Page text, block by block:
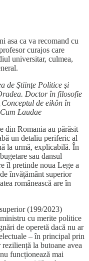
asa ca va recomand cu
curajos care
universitar, culmea,
de Ştiinţe Politice şi
Doctor în filosofie
de eikôn în
Laudae
din Romania au părăsit
un detaliu periferic al
la urmă, explicabilă. În
sau dansul
îl pretinde noua Lege a
învățământ superior
românească are în
(199/2023)
cu merite politice
de operetă dacă nu ar
– în principal prin
la butoane avea
funcționează mai